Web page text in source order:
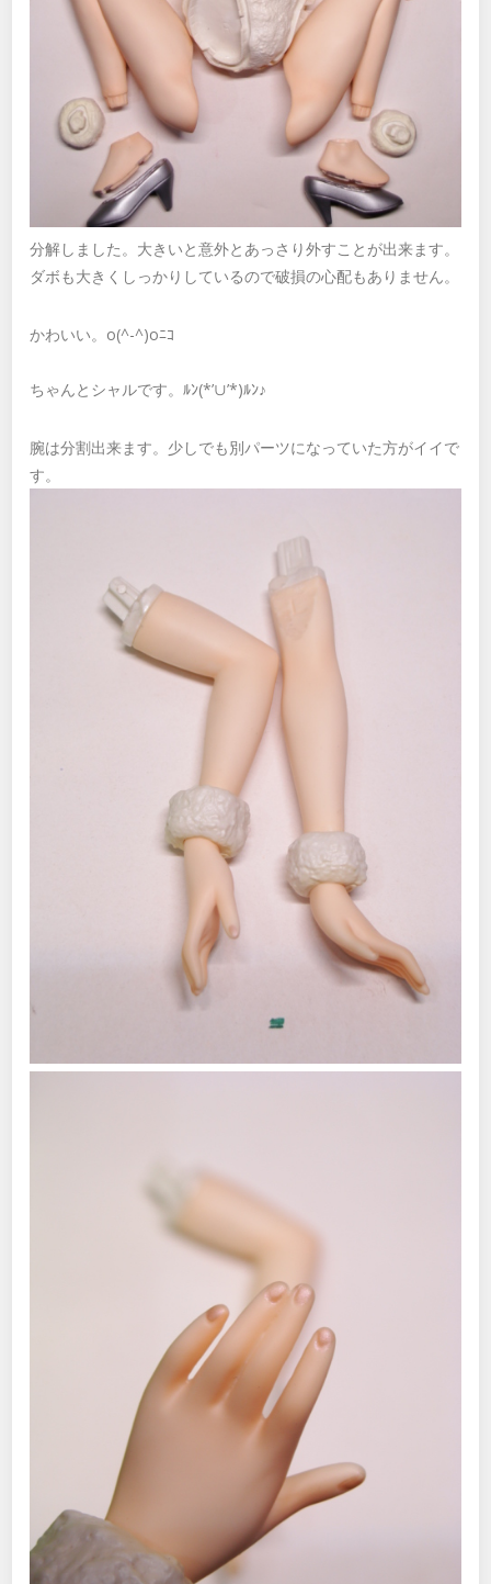
分解しました。大きいと意外とあっさり外すことが出来ます。
ダボも大きくしっかりしているので破損の心配もありません。
かわいい。o(^-^)oﾆｺ
ちゃんとシャルです。ﾙﾝ(*’∪’*)ﾙﾝ♪
腕は分割出来ます。少しでも別パーツになっていた方がイイで
す。